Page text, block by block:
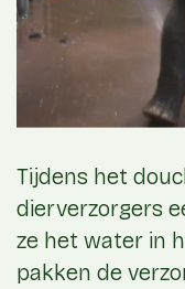
Tijdens het
dierverzorgers
ze het water in
pakken de